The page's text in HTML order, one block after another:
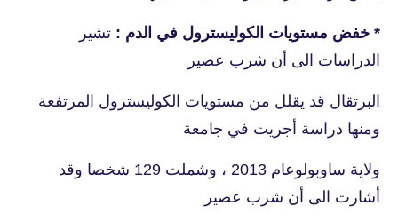
* خفض مستويات الكوليسترول في الدم : تشير
الدراسات الى أن شرب عصير
البرتقال قد يقلل من مستويات الكوليسترول المرتفعة
ومنها دراسة أجريت في جامعة
ولاية
ساوبولوعام 2013 ، وشملت 129 شخصا وقد
أشارت الى أن شرب عصير